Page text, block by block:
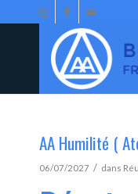
AA Humilité (
06/07/2027 / dans